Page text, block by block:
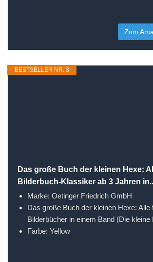
Zum
BESTSELLER NR. 3
Das große Buch der kleinen Hexe:
Bilderbuch-Klassiker ab 3 Jahren
Marke: Oetinger Friedrich GmbH
Das große Buch der kleinen Hexe: Alle
Bilderbücher in einem Band (Die kleine
Farbe: Yellow